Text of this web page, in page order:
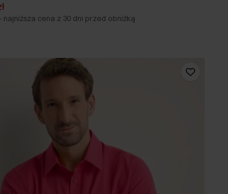
- najniższa cena z 30 dni przed obniżką